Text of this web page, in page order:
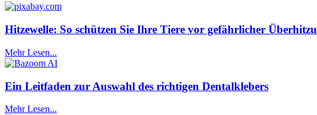
Hitzewelle: So schützen Sie Ihre Tiere vor gefährlicher
Mehr Lesen...
Ein Leitfaden zur Auswahl des richtigen Dentalklebers
Mehr Lesen...